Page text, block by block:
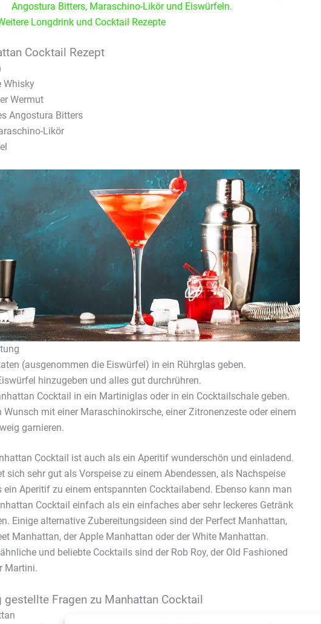
Angostura Bitters, Maraschino-Likör und Eiswürfeln.
Longdrink und Cocktail Rezepte
Cocktail Rezept
Whisky
Wermut
Angostura Bitters
Likör
(ausgenommen die Eiswürfel) in ein Rührglas geben.
hinzugeben und alles gut durchrühren.
Cocktail in ein Martiniglas oder in ein Cocktailschale geben.
Wunsch mit einer Maraschinokirsche, einer Zitronenzeste oder einem
garnieren.
Cocktail ist auch als ein Aperitif wunderschön und einladend.
sich sehr gut als Vorspeise zu einem Abendessen, als Nachspeise
ein Aperitif zu einem entspannten Cocktailabend. Ebenso kann man
Cocktail einfach als ein einfaches aber sehr leckeres Getränk
Einige alternative Zubereitungsideen sind der Perfect Manhattan,
Manhattan, der Apple Manhattan oder der White Manhattan.
und beliebte Cocktails sind der Rob Roy, der Old Fashioned
Martini.
gestellte Fragen zu Manhattan Cocktail